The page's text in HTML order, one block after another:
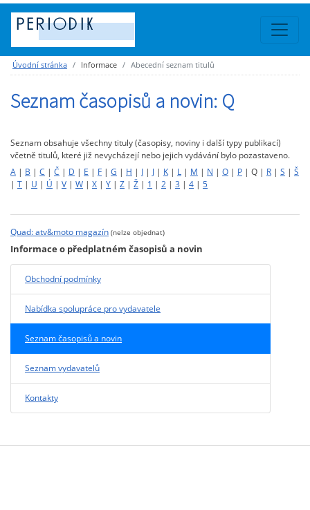
Úvodní stránka Informace Abecední seznam titulů
Seznam časopisů a novin: Q
Seznam obsahuje všechny tituly (časopisy, noviny i další typy publikací)
včetně titulů, které již nevycházejí nebo jejich vydávání bylo pozastaveno.
A | B | C | Č | D | E | F | G | H | I | J | K | L | M | N | O | P | Q | R | S | Š
| T | U | Ú | V | W | X | Y | Z | Ž | 1 | 2 | 3 | 4 | 5
Quad: atv&moto magazín (nelze objednat)
Informace o předplatném časopisů a novin
Obchodní podmínky
Nabídka spolupráce pro vydavatele
Seznam časopisů a novin
Seznam vydavatelů
Kontakty